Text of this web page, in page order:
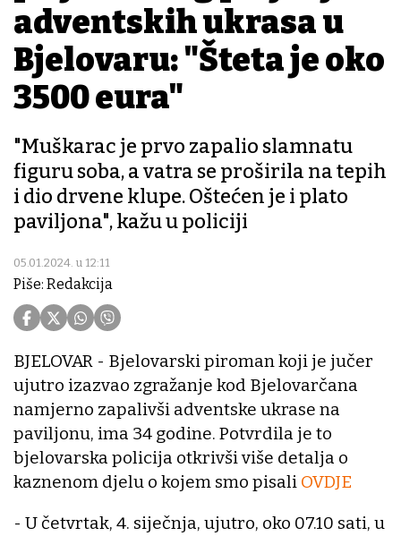
adventskih ukrasa u
Bjelovaru: "Šteta je oko
3500 eura"
"Muškarac je prvo zapalio slamnatu
figuru soba, a vatra se proširila na tepih
i dio drvene klupe. Oštećen je i plato
paviljona", kažu u policiji
05.01.2024. u 12:11
Piše: Redakcija
BJELOVAR - Bjelovarski piroman koji je jučer
ujutro izazvao zgražanje kod Bjelovarčana
namjerno zapalivši adventske ukrase na
paviljonu, ima 34 godine. Potvrdila je to
bjelovarska policija otkrivši više detalja o
kaznenom djelu o kojem smo pisali OVDJE
- U četvrtak, 4. siječnja, ujutro, oko 07.10 sati, u